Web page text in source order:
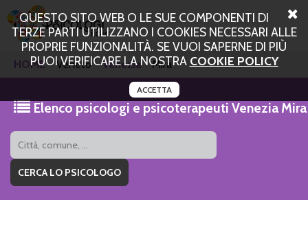
QUESTO SITO WEB O LE SUE COMPONENTI DI
TERZE PARTI UTILIZZANO I COOKIES NECESSARI ALLE
PROPRIE FUNZIONALITÀ. SE VUOI SAPERNE DI PIÙ
PUOI VERIFICARE LA NOSTRA COOKIE POLICY
ACCETTA
HOME Veneto Venezia Mira
Elenco psicologi e psicoterapeuti Venezia Mira